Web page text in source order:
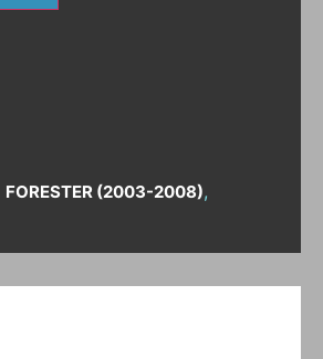
FORESTER (2003-2008),